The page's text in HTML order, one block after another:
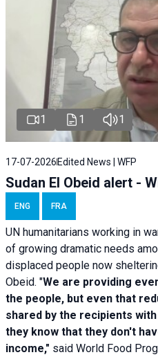
1 1 1
17-07-2026 Edited News | WFP
Sudan El Obeid alert -
ENG FRA
UN humanitarians working in
of growing dramatic needs
displaced people now
Obeid. "We are providing
the people, but even that
shared by the recipients
they know that they don't
income," said World Food